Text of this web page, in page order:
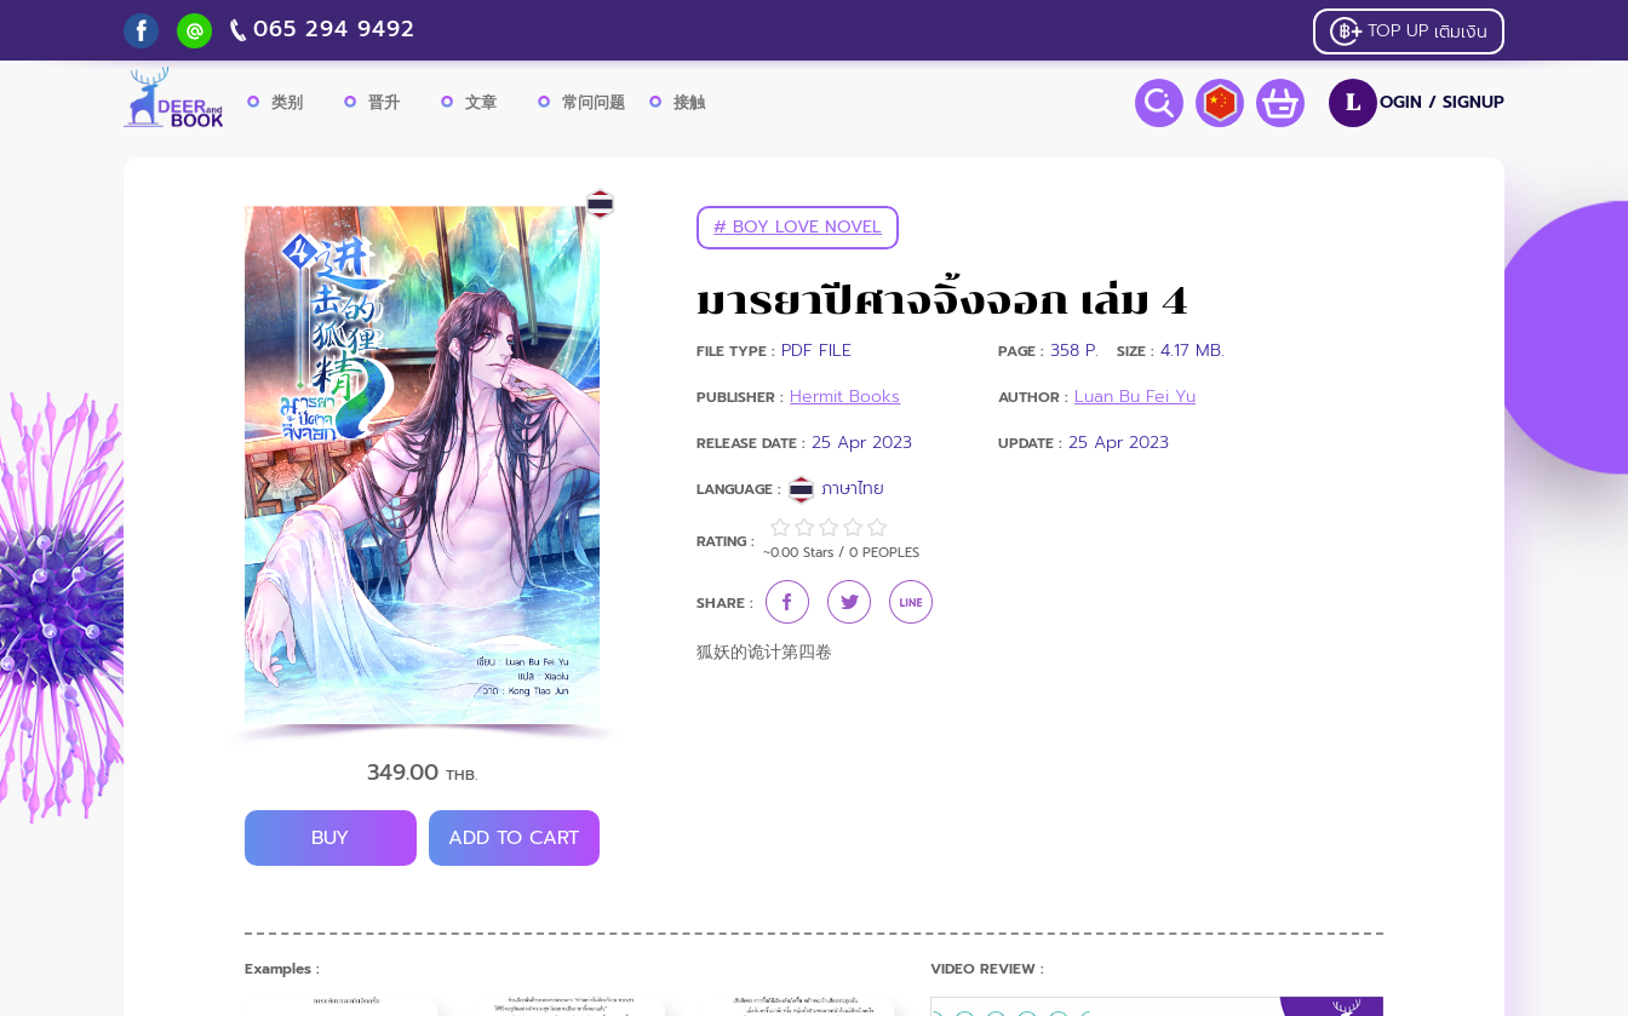
065 294 9492 TOP UP เติมเงิน
L OGIN / SIGNUP
类别 晋升 文章 常问问题 接触
349.00THB.
BUY ADD TO CART
# BOY LOVE NOVEL
มารยาปีศาจจิ้งจอก เล่ม 4
FILE TYPE : PDF FILE
PUBLISHER : Hermit Books
RELEASE DATE : 25 Apr 2023
LANGUAGE : ภาษาไทย
PAGE : 358 P. SIZE : 4.17 MB.
AUTHOR : Luan Bu Fei Yu
UPDATE : 25 Apr 2023
RATING :
~0.00 Stars / 0 PEOPLES
SHARE :
狐妖的诡计第四卷
Examples : VIDEO REVIEW :